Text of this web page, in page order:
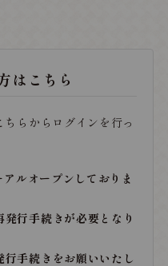
はこちら
らからログインを行っ
ルオープンしておりま
行手続きが必要となり
手続きをお願いいたし